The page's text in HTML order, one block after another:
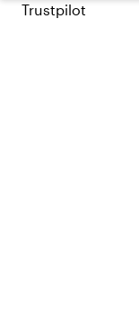
Trustpilot